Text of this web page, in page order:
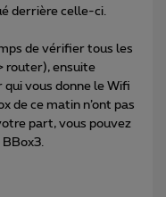
derrière celle-ci.
de vérifier tous les
router), ensuite
vous donne le Wifi
de ce matin n’ont pas
part, vous pouvez